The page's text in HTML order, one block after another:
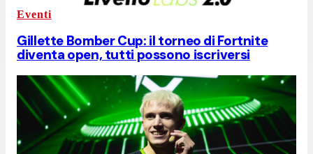
Eventi
Gillette Bomber Cup: il torneo di Fortnite
diventa open, tutti possono iscriversi